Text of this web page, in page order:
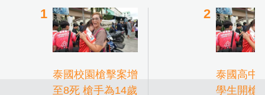
泰國校園槍擊案增
至8死 槍手為14歲
泰國高中
學生開槍